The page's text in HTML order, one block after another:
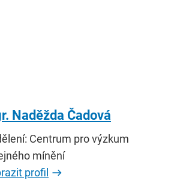
Naděžda Čadová
Centrum pro výzkum
mínění
profil